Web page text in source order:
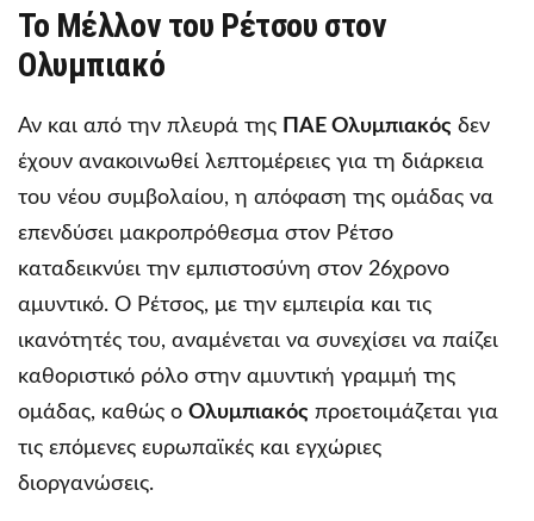
Το Μέλλον του Ρέτσου στον
Ολυμπιακό
Αν και από την πλευρά της ΠΑΕ Ολυμπιακός δεν
έχουν ανακοινωθεί λεπτομέρειες για τη διάρκεια
του νέου συμβολαίου, η απόφαση της ομάδας να
επενδύσει μακροπρόθεσμα στον Ρέτσο
καταδεικνύει την εμπιστοσύνη στον 26χρονο
αμυντικό. Ο Ρέτσος, με την εμπειρία και τις
ικανότητές του, αναμένεται να συνεχίσει να παίζει
καθοριστικό ρόλο στην αμυντική γραμμή της
ομάδας, καθώς ο Ολυμπιακός προετοιμάζεται για
τις επόμενες ευρωπαϊκές και εγχώριες
διοργανώσεις.